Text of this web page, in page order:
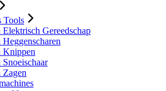
Tools
Gereedschap
Knippen
Zagen